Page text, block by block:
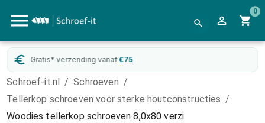
0
Gratis* verzending vanaf €75
Schroef-it.nl / Schroeven /
Tellerkop schroeven voor sterke houtconstructies /
Woodies tellerkop schroeven 8,0x80 verzi